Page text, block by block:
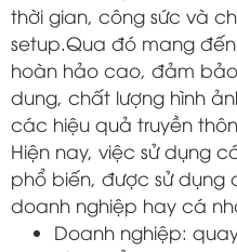
thời gian, công sức và
setup.Qua đó mang
hoàn hảo cao, đảm
dung, chất lượng hình
các hiệu quả truyền
Hiện nay, việc sử dụng
phổ biến, được sử
doanh nghiệp hay cá
Doanh nghiệp: